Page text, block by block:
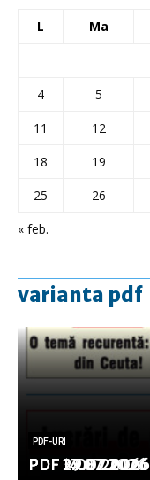
L Ma
« feb.
4
5
11
12
18
19
25
26
varianta pdf
PDF-URI
PDF 3.08.2026
PDF-URI
PDF 29.07.2026
PDF-URI
PDF 27.07.2026
PDF-URI
PDF 17.07.2026
PDF-URI
PDF 14.07.2026